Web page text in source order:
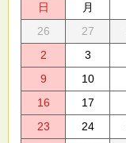
日 月
26
27
2
3
9
10
16
17
23
24